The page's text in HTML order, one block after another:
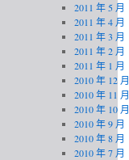
2011 年 5 月
2011 年 4 月
2011 年 3 月
2011 年 2 月
2011 年 1 月
2010 年 12 月
2010 年 11 月
2010 年 10 月
2010 年 9 月
2010 年 8 月
2010 年 7 月